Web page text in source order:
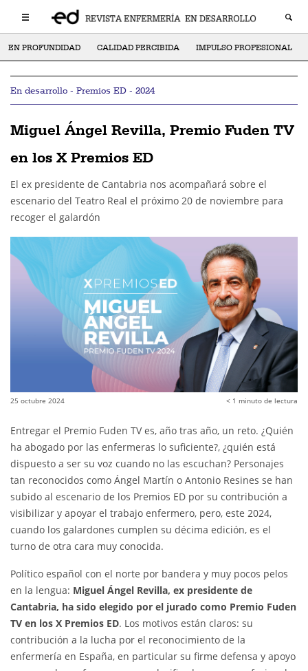
EN PROFUNDIDAD CALIDAD PERCIBIDA IMPULSO PROFESIONAL
En desarrollo - Premios ED - 2024
Miguel Ángel Revilla, Premio Fuden TV
en los X Premios ED
El ex presidente de Cantabria nos acompañará sobre el
escenario del Teatro Real el próximo 20 de noviembre para
recoger el galardón
25 octubre 2024 < 1 minuto de lectura
Entregar el Premio Fuden TV es, año tras año, un reto. ¿Quién
ha abogado por las enfermeras lo suficiente?, ¿quién está
dispuesto a ser su voz cuando no las escuchan? Personajes
tan reconocidos como Ángel Martín o Antonio Resines se han
subido al escenario de los Premios ED por su contribución a
visibilizar y apoyar el trabajo enfermero, pero, este 2024,
cuando los galardones cumplen su décima edición, es el
turno de otra cara muy conocida.
Político español con el norte por bandera y muy pocos pelos
en la lengua: Miguel Ángel Revilla, ex presidente de
Cantabria, ha sido elegido por el jurado como Premio Fuden
TV en los X Premios ED. Los motivos están claros: su
contribución a la lucha por el reconocimiento de la
enfermería en España, en particular su firme defensa y apoyo